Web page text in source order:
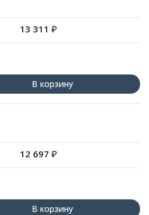
13 311 ₽
В корзину
12 697 ₽
В корзину